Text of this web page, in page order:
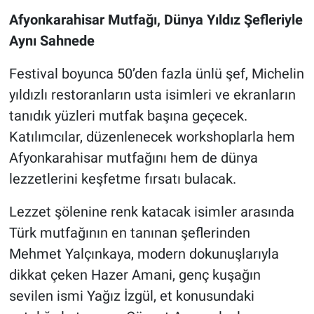
Afyonkarahisar Mutfağı, Dünya Yıldız Şefleriyle
Aynı Sahnede
Festival boyunca 50’den fazla ünlü şef, Michelin
yıldızlı restoranların usta isimleri ve ekranların
tanıdık yüzleri mutfak başına geçecek.
Katılımcılar, düzenlenecek workshoplarla hem
Afyonkarahisar mutfağını hem de dünya
lezzetlerini keşfetme fırsatı bulacak.
Lezzet şölenine renk katacak isimler arasında
Türk mutfağının en tanınan şeflerinden
Mehmet Yalçınkaya, modern dokunuşlarıyla
dikkat çeken Hazer Amani, genç kuşağın
sevilen ismi Yağız İzgül, et konusundaki